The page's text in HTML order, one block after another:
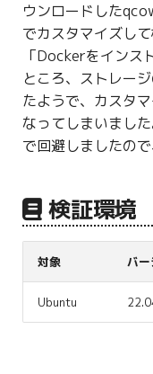
ログ関連
条件分岐
型指定
ウンロードした
でカスタマイズし
「Dockerをインス
ところ、ストレー
たようで、カスタ
なってしまいまし
で回避しましたの
検証環境
対象 バー
Ubuntu